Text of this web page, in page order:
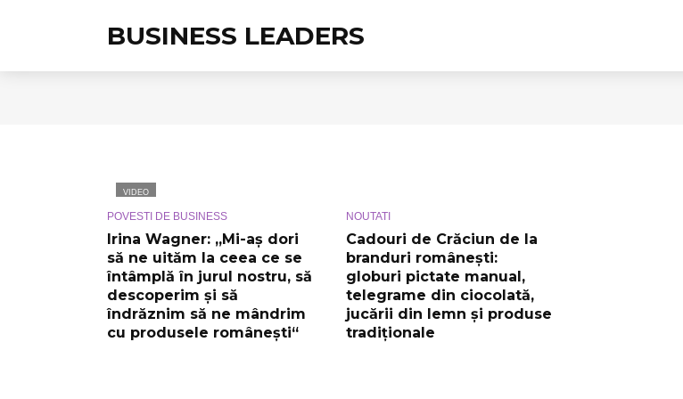
BUSINESS LEADERS
VIDEO
POVESTI DE BUSINESS
Irina Wagner: „Mi-aș dori
să ne uităm la ceea ce se
întâmplă în jurul nostru, să
descoperim și să
îndrăznim să ne mândrim
cu produsele românești“
NOUTATI
Cadouri de Crăciun de la
branduri românești:
globuri pictate manual,
telegrame din ciocolată,
jucării din lemn și produse
tradiționale